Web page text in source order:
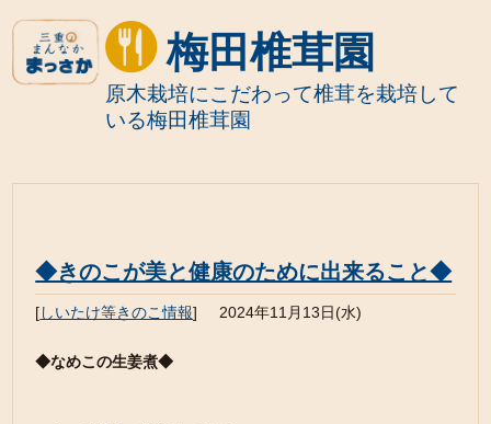
梅田椎茸園
原木栽培にこだわって椎茸を栽培して
いる梅田椎茸園
◆きのこが美と健康のために出来ること◆
[しいたけ等きのこ情報] 2024年11月13日(水)
◆なめこの生姜煮◆